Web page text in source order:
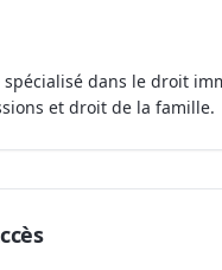
dans le droit
et droit de la famille.